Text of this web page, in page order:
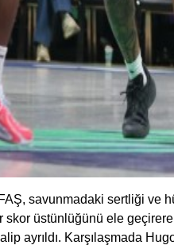
savunmadaki sertliği ve
üstünlüğünü ele
ayrıldı. Karşılaşmada